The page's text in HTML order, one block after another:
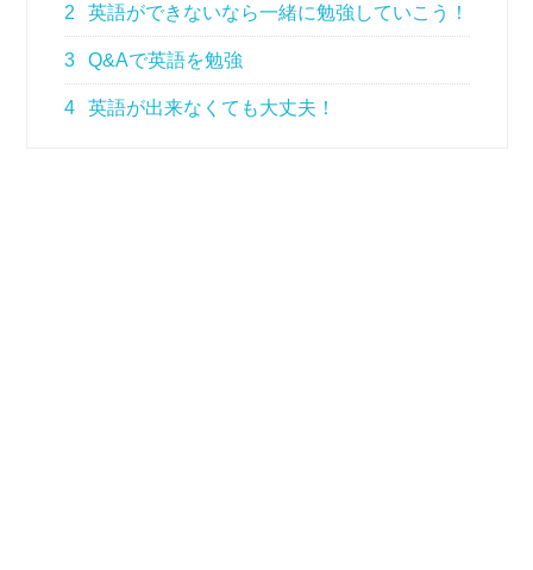
2 英語ができないなら一緒に勉強していこう！
3 Q&Aで英語を勉強
4 英語が出来なくても大丈夫！